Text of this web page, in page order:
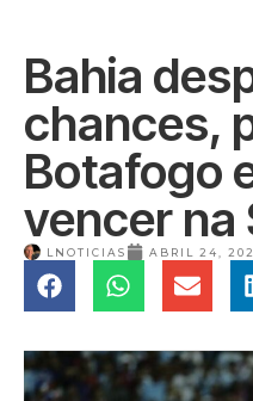
Bahia
chances,
Botafogo
vencer na
LNOTICIAS ABRIL 24,